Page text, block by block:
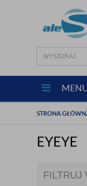
STRONA
EYEYE
FILTRUJ